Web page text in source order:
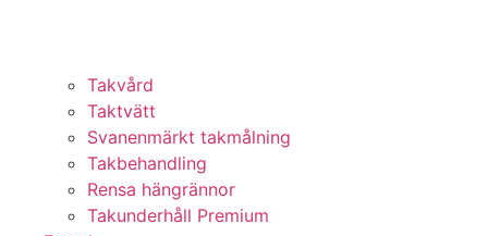
Takvård
Taktvätt
Svanenmärkt takmålning
Takbehandling
Rensa hängrännor
Takunderhåll Premium